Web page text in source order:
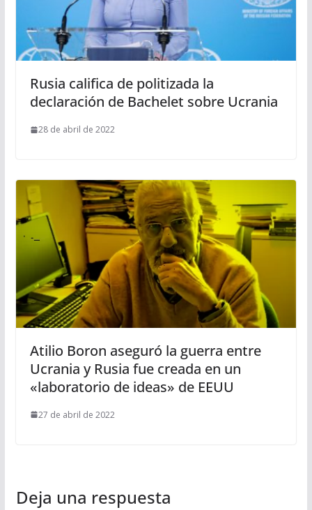
Rusia califica de politizada la
declaración de Bachelet sobre Ucrania
28 de abril de 2022
Atilio Boron aseguró la guerra entre
Ucrania y Rusia fue creada en un
«laboratorio de ideas» de EEUU
27 de abril de 2022
Deja una respuesta